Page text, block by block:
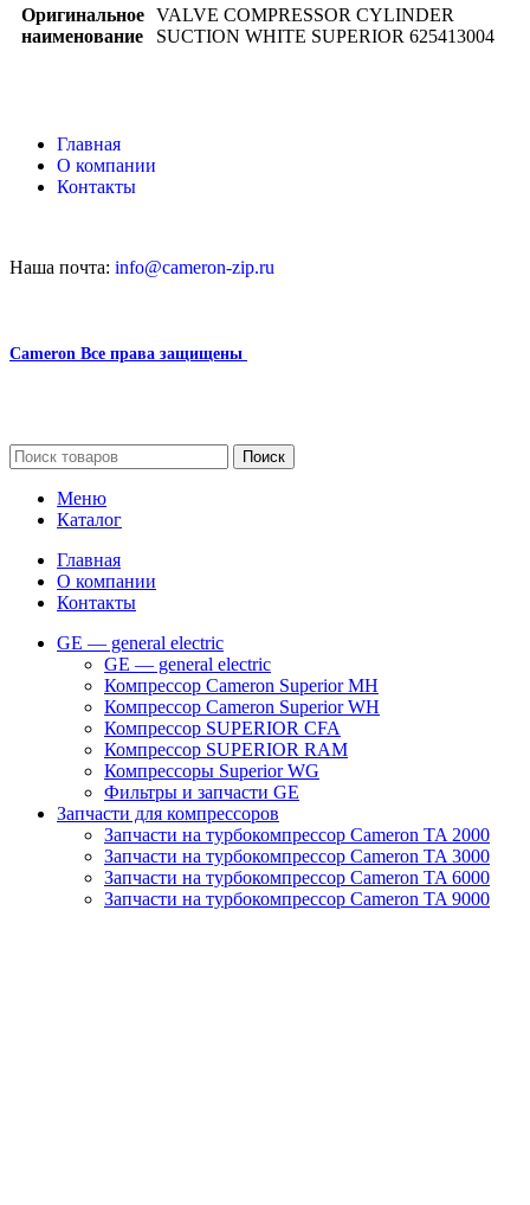
Оригинальное
наименование
VALVE COMPRESSOR CYLINDER
SUCTION WHITE SUPERIOR 625413004
Главная
О компании
Контакты
Наша почта: info@cameron-zip.ru
Cameron Все права защищены
Поиск
Меню
Каталог
Главная
О компании
Контакты
GE — general electric
GE — general electric
Компрессор Cameron Superior MH
Компрессор Cameron Superior WH
Компрессор SUPERIOR CFA
Компрессор SUPERIOR RAM
Компрессоры Superior WG
Фильтры и запчасти GE
Запчасти для компрессоров
Запчасти на турбокомпрессор Cameron TA 2000
Запчасти на турбокомпрессор Cameron TA 3000
Запчасти на турбокомпрессор Cameron TA 6000
Запчасти на турбокомпрессор Cameron TA 9000